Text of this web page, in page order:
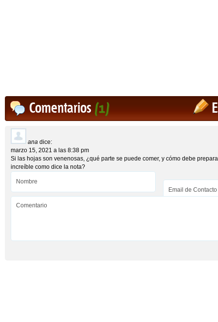
Comentarios(1)
ana dice:
marzo 15, 2021 a las 8:38 pm
Si las hojas son venenosas, ¿qué parte se puede comer, y cómo debe
increíble como dice la nota?